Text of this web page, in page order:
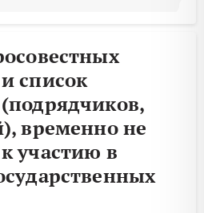
список
временно не
участию в